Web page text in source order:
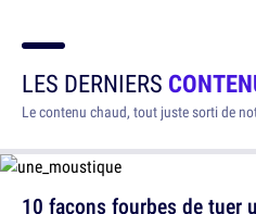
LES DERNIERS
Le contenu chaud, tout juste sorti de
10 façons fourbes de tuer